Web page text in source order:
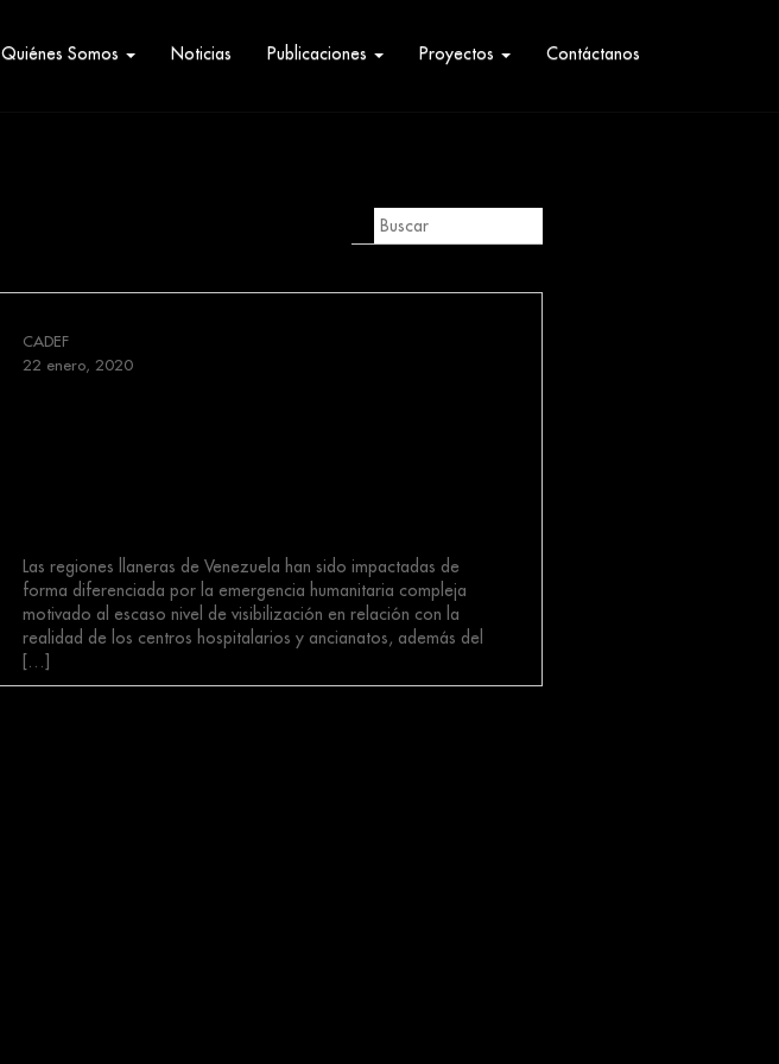
Quiénes Somos Noticias Publicaciones Proyectos Contáctanos
CADEF
22 enero, 2020
Las regiones llaneras de Venezuela han sido impactadas de
forma diferenciada por la emergencia humanitaria compleja
motivado al escaso nivel de visibilización en relación con la
realidad de los centros hospitalarios y ancianatos, además del
[…]